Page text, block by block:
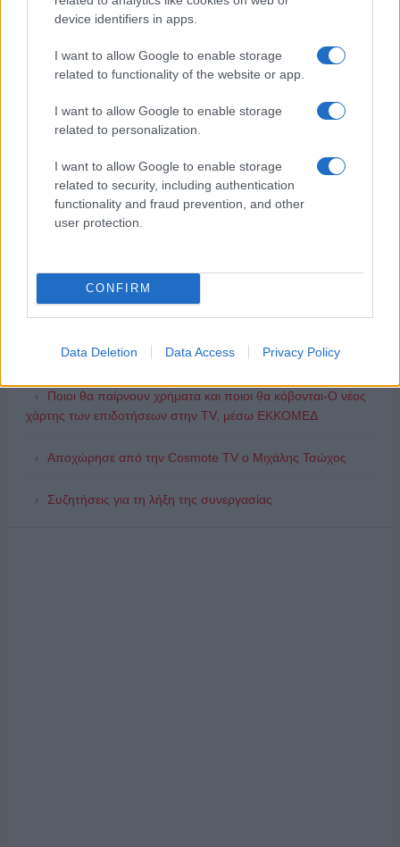
device identifiers in apps.
I want to allow Google to enable storage
related to functionality of the website or app.
I want to allow Google to enable storage
related to personalization.
I want to allow Google to enable storage
related to security, including authentication
functionality and fraud prevention, and other
user protection.
CONFIRM
Data Deletion Data Access Privacy Policy
Ξεκινάει η Strawstream με αγώνες SL1 και SL2
ΤΟ ΠΑΡΟΝ: Ρυθμιστής ο Αντώνης Σαμαράς – Απειλή για
ΣΚΑΪ: Ολοκληρώνεται η συνεργασία του Ομίλου με τον
ΑΙΧΜΕΣ: Καλοκαίρι ανατροπών
Ποιοι θα παίρνουν χρήματα και ποιοι θα κόβονται-Ο νέος
χάρτης των επιδοτήσεων στην TV, μέσω ΕΚΚΟΜΕΔ
Αποχώρησε από την Cosmote TV o Μιχάλης Τσώχος
Συζητήσεις για τη λήξη της συνεργασίας